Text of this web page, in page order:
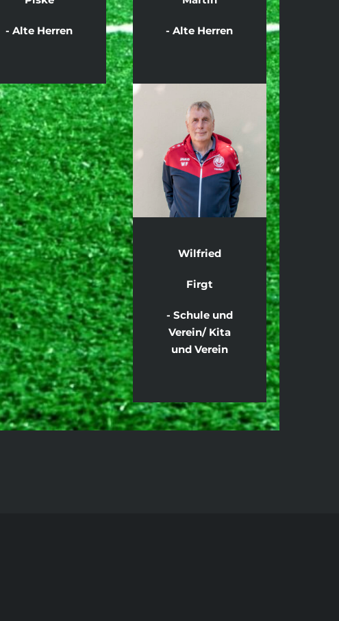
- Alte Herren - Alte Herren
Wilfried
Firgt
- Schule und
Verein/ Kita
und Verein